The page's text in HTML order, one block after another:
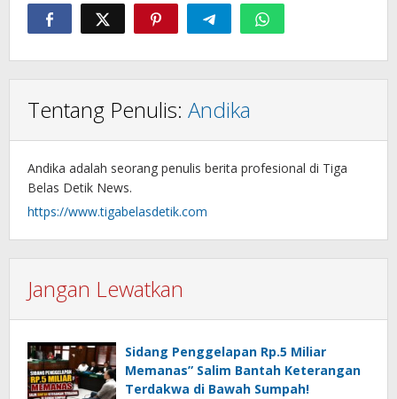
Tentang Penulis: Andika
Andika adalah seorang penulis berita profesional di Tiga
Belas Detik News.
https://www.tigabelasdetik.com
Jangan Lewatkan
Sidang Penggelapan Rp.5 Miliar
Memanas” Salim Bantah Keterangan
Terdakwa di Bawah Sumpah!